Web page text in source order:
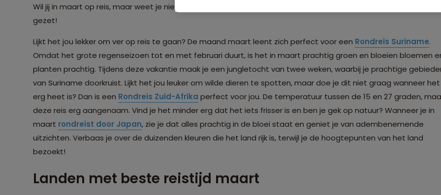
Wil jij in maart op reis, maar weet je niet waarheen? We hebben de best te bereizen bestemmingen op een rij
gezet!
Lijkt het jou lekker om ver op reis te gaan? De maand maart leent zich perfect voor een Rondreis Suriname.
Omdat het grote regenseizoen tot en met februari duurt, is het in maart prachtig groen en bloeien bloemen
planten prachtig. Tijdens deze vakantie maak je een jungletocht van twee weken, waarbij je prachtige
van Suriname doorkruist. Lijkt het jou leuker om wilde dieren te spotten, maar doe je dit niet graag wanneer het
erg heet is? Dan is een Rondreis Zuid-Afrika perfect voor jou. De temperatuur tussen de 15 en 27 graden,
deze reis erg aangenaam. Vind je het minder erg dat het iets frisser is en ben je gek op natuur? Wanneer je in
maart rondreist door Japan, zie je dat alles prachtig in de bloei staat en geniet je van adembenemende
uitzichten. Verbaas je over de duizenden kleuren die het land rijk is, terwijl je de hoogtepunten van het land
bezoekt!
Landen met beste reistijd maart